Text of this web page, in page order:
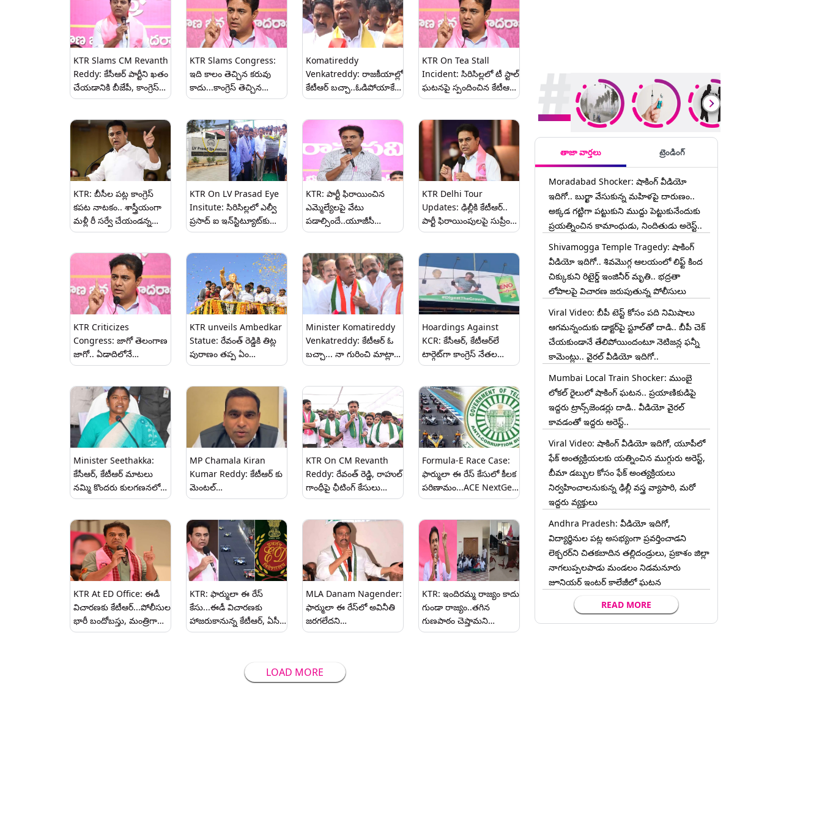
KTR Slams CM Revanth
Reddy: కేసీఆర్ పార్టీని ఖ‌తం
చేయడానికి బీజేపీ, కాంగ్రెస్
పార్టీ ఒక్కటయ్యారు, సంచలన
వీడియోలు ఇవిగో..
KTR Slams Congress:
ఇది కాలం తెచ్చిన కరువు
కాదు...కాంగ్రెస్ తెచ్చిన
కరువు, సీఎం రేవంత్ రెడ్డిని
అని మాజీ మంత్రి కేటీఆర్ ఫైర్
Komatireddy
Venkatreddy: రాజకీయాల్లో
కేటీఆర్‌ బచ్చా..ఓడిపోయాకే
కవితకు దురాజ్ పల్లి
కోమటిరెడ్డి వెంకట్‌రెడ్డి
ఫైర్,వారిద్దరూ లెక్కలోకే రారని
ఫైర్
KTR On Tea Stall
Incident: సిరిసిల్లలో టీ స్టాల్
ఘటనపై స్పందించిన కేటీఆర్..
కలెక్టర్ తీరుపై ఆగ్రహం, కేటీఆర్
తొలగించిన అధికారులు,
వీడియో ఇదిగో
KTR: బీసీల పట్ల కాంగ్రెస్
కపట నాటకం.. శాస్త్రీయంగా
మళ్లీ రీ సర్వే చేయండన్న
కేటీఆర్.. కులగణన తప్పుల
జరుగుతోందని బీసీలు
ఆందోళన చెందుతున్నారన్న
కేటీఆర్
KTR On LV Prasad Eye
Insitute: సిరిసిల్లలో ఎల్వీ
ప్రసాద్ ఐ ఇన్‌స్టిట్యూట్‌కు
నాలుగేళ్లు.. వైద్య బృందానికి
మంత్రి కేటీఆర్
KTR: పార్టీ ఫిరాయించిన
ఎమ్మెల్యేలపై వేటు
పడాల్సిందే..యూజీసీ
నిబంధనలపై కేంద్రమంత్రులను
రావాలని ప్రజలు
కోరుకుంటున్నారని వెల్లడి
KTR Delhi Tour
Updates: ఢిల్లీకి కేటీఆర్..
పార్టీ ఫిరాయింపులపై సుప్రీం
కోర్టు లాయర్లతో మంతనాలు,
ఉండే ఛాన్స్!
KTR Criticizes
Congress: జాగో తెలంగాణ
జాగో.. ఏడాదిలోనే
అన్నపూర్ణలాంటి తెలంగాణను
మార్చేశారు.. ఎక్స్ వేదికగా
మాజీ మంత్రి కేటీఆర్ ఫైర్
KTR unveils Ambedkar
Statue: రేవంత్ రెడ్డికి తిట్ల
పురాణం త‌ప్ప ఏం
రాదు..కేసీఆర్‌కు, రేవంత్‌కు
కేటీఆర్, కొడంగ‌ల్‌కు
దండ‌యాత్ర‌లా వ‌స్తాం అని
Minister Komatireddy
Venkatreddy: కేటీఆర్ ఓ
బచ్చా... నా గురించి మాట్లాడే
హక్కు కేసీఆర్‌కే లేదన్న మంత్రి
Hoardings Against
KCR: కేసీఆర్‌, కేటీఆర్‌లే
టార్గెట్‌గా కాంగ్రెస్ నేతల
హోర్డింగ్‌లు.. ENO వాడండి
ఫ్లెక్సీల ఏర్పాటు
Minister Seethakka:
కేసీఆర్, కేటీఆర్ మాటలు
నమ్మి కొందరు కులగణనలో
సర్వేలో పాల్గొనలేదు.. ఏ ఒక్క
ప్రజాపాలన దరఖాస్తులు
స్వీకరిస్తామన్న మంత్రి సీతక్క
MP Chamala Kiran
Kumar Reddy: కేటీఆర్ కు
మెంటల్
ఎక్కింది...నోటికొచ్చినట్లు
హెచ్చరించిన కాంగ్రెస్ ఎంపీ
కిరణ్ కుమార్‌రెడ్డి
KTR On CM Revanth
Reddy: రేవంత్ రెడ్డి, రాహుల్
గాంధీపై ఛీటింగ్ కేసులు
పెట్టాలి...జనవరి 21న
చేస్తామన్న మాజీ మంత్రి
కేటీఆర్, షాబాద్ రైతు దీక్షకు
భారీగా తరలివచ్చిన
అన్నదాతలు
Formula-E Race Case:
ఫార్ములా ఈ రేస్ కేసులో కీలక
పరిణామం...ACE NextGen
కంపెనీకి ఏసీబీ నోటీసులు,
నోటీసులిచ్చిన ఏసీబీ
KTR At ED Office: ఈడీ
విచారణకు కేటీఆర్...పోలీసుల
భారీ బందోబస్తు, మంత్రిగా
తాను తీసుకున్న గొప్ప
KTR: ఫార్ములా ఈ రేస్
కేసు...ఈడీ విచారణకు
హాజరుకానున్న కేటీఆర్, ఏసీబీ
ఎఫ్‌ఐఆర్‌ ఆధారంగా విచారణ
MLA Danam Nagender:
ఫార్ములా ఈ రేస్‌లో అవినీతి
జరగలేదని
చెప్పలేదు..కేటీఆర్‌కు క్లీన్
పునరాలోచించాలని కామెంట్
KTR: ఇందిరమ్మ రాజ్యం కాదు
గుండా రాజ్యం..తగిన
గుణపాఠం చెప్తామని
హెచ్చరించిన కేటీఆర్,
LOAD MORE
తాజా వార్తలు ట్రెండింగ్
Moradabad Shocker: షాకింగ్ వీడియో
ఇదిగో.. బుర్ఖా వేసుకున్న మహిళపై దారుణం..
అక్కడ గట్టిగా పట్టుకుని ముద్దు పెట్టుకునేందుకు
ప్రయత్నించిన కామాంధుడు, నిందితుడు అరెస్ట్..
Shivamogga Temple Tragedy: షాకింగ్
వీడియో ఇదిగో.. శివమొగ్గ ఆలయంలో లిఫ్ట్ కింద
చిక్కుకుని రిటైర్డ్ ఇంజినీర్ మృతి.. భద్రతా
లోపాలపై విచారణ జరుపుతున్న పోలీసులు
Viral Video: బీపీ టెస్ట్‌ కోసం పది నిమిషాలు
ఆగమన్నందుకు డాక్టర్‌పై స్టూల్‌తో దాడి.. బీపీ చెక్
చేయకుండానే తేలిపోయిందంటూ నెటిజన్ల ఫన్నీ
కామెంట్లు.. వైరల్ వీడియో ఇదిగో..
Mumbai Local Train Shocker: ముంబై
లోకల్ రైలులో షాకింగ్ ఘటన.. ప్రయాణికుడిపై
ఇద్దరు ట్రాన్స్‌జెండర్లు దాడి.. వీడియో వైరల్
కావడంతో ఇద్దరు అరెస్ట్..
Viral Video: షాకింగ్ వీడియో ఇదిగో, యూపీలో
ఫేక్ అంత్యక్రియలకు యత్నించిన ముగ్గురు అరెస్ట్,
బీమా డబ్బుల కోసం ఫేక్ అంత్యక్రియలు
నిర్వహించాలనుకున్న ఢిల్లీ వస్త్ర వ్యాపారి, మరో
ఇద్దరు వ్యక్తులు
Andhra Pradesh: వీడియో ఇదిగో,
విద్యార్థినుల పట్ల అసభ్యంగా ప్రవర్తించాడని
లెక్చ‌ర‌ర్‌ని చిత‌క‌బాదిన త‌ల్లిదండ్రులు, ప్రకాశం జిల్లా
నాగలుప్పలపాడు మండలం నిడమనూరు
జూనియర్ ఇంటర్ కాలేజీలో ఘటన
READ MORE